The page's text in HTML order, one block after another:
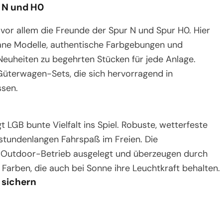
und H0
allem die Freunde der Spur N und Spur H0. Hier
Modelle, authentische Farbgebungen und
zu begehrten Stücken für jede Anlage.
Sets, die sich hervorragend in
LGB bunte Vielfalt ins Spiel. Robuste, wetterfeste
Fahrspaß im Freien. Die
Betrieb ausgelegt und überzeugen durch
die auch bei Sonne ihre Leuchtkraft behalten.